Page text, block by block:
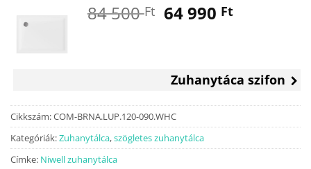
84 500Ft Original
500 Ft.
64 990 FtCurrent
990 Ft.
Zuhanytáca szifon
Cikkszám:COM-BRNA.LUP.120-090.WHC
Kategóriák:Zuhanytálca,szögletes zuhanytálca
Címke: Niwell zuhanytálca